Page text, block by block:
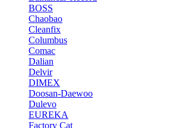
BOSS
Chaobao
Cleanfix
Columbus
Comac
Dalian
Delvir
DIMEX
Doosan-Daewoo
Dulevo
EUREKA
Factory Cat